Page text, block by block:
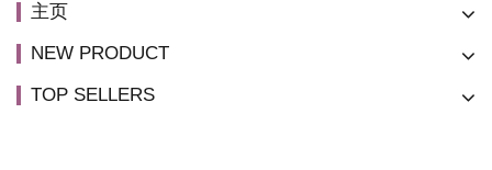
主页
NEW PRODUCT
TOP SELLERS